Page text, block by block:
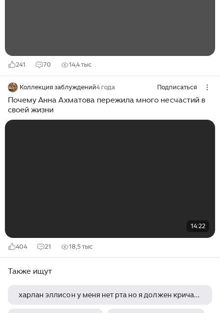
241 70 14,4 тыс
Коллекция заблуждений4 года Подписаться
Почему Анна Ахматова пережила много несчастий в
своей жизни
14:22
404 21 18,5 тыс
Также ищут
харлан эллисон у меня нет рта но я должен кричать краткое содержание